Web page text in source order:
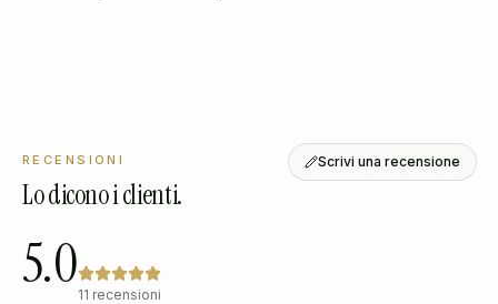
RECENSIONI
Lo dicono i clienti.
Scrivi una recensione
5.011 recensioni